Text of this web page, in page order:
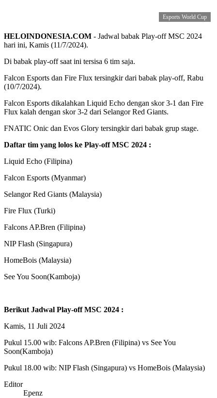
Esports World Cup
HELOINDONESIA.COM - Jadwal babak Play-off MSC 2024
hari ini, Kamis (11/7/2024).
Di babak play-off saat ini tersisa 6 tim saja.
Falcon Esports dan Fire Flux tersingkir dari babak play-off, Rabu
(10/7/2024).
Falcon Esports dikalahkan Liquid Echo dengan skor 3-1 dan Fire
Flux kalah dengan skor 3-2 dari Selangor Red Giants.
FNATIC Onic dan Evos Glory tersingkir dari babak grup stage.
Daftar tim yang lolos ke Play-off MSC 2024 :
Liquid Echo (Filipina)
Falcon Esports (Myanmar)
Selangor Red Giants (Malaysia)
Fire Flux (Turki)
Falcons AP.Bren (Filipina)
NIP Flash (Singapura)
HomeBois (Malaysia)
See You Soon(Kamboja)
Berikut Jadwal Play-off MSC 2024 :
Kamis, 11 Juli 2024
Pukul 15.00 wib: Falcons AP.Bren (Filipina) vs See You
Soon(Kamboja)
Pukul 18.00 wib: NIP Flash (Singapura) vs HomeBois (Malaysia)
Editor
Epenz